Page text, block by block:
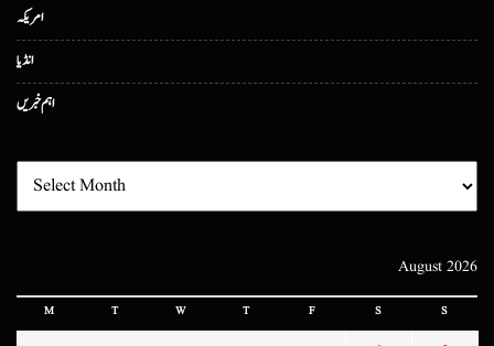
امریکہ
انڈیا
اہم خبریں
August 2026
M T W T F S S